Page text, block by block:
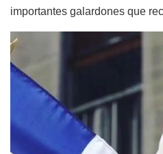
importantes galardones que